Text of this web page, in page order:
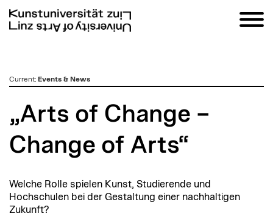
zumCurrent: Events & News
„Arts of Change –
Change of Arts“
Welche Rolle spielen Kunst, Studierende und
Hochschulen bei der Gestaltung einer nachhaltigen
Zukunft?